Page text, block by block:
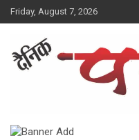
Skip
to
Friday, August 7, 2026
Dainik Pahuna